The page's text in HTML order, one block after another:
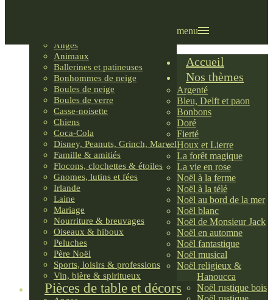
Anges
Animaux
Ballerines et patineuses
Bonhommes de neige
Boules de neige
Boules de verre
Casse-noisette
Chiens
Coca-Cola
Disney, Peanuts, Grinch, Marvel
Famille & amitiés
Flocons, clochettes & étoiles
Gnomes, lutins et fées
Irlande
Laine
Mariage
Nourriture & breuvages
Oiseaux & hiboux
Peluches
Père Noël
Sports, loisirs & professions
Vin, bière & spiritueux
Pièces de table et décors
menu
Accueil
Nos thèmes
Argenté
Bleu, Delft et paon
Bonbons
Doré
Fierté
Houx et Lierre
La forêt magique
La vie en rose
Noël à la ferme
Noël à la télé
Noël au bord de la mer
Noël blanc
Noël de Monsieur Jack
Noël en automne
Noël fantastique
Noël musical
Noël religieux &
Hanoucca
Noël rustique bois